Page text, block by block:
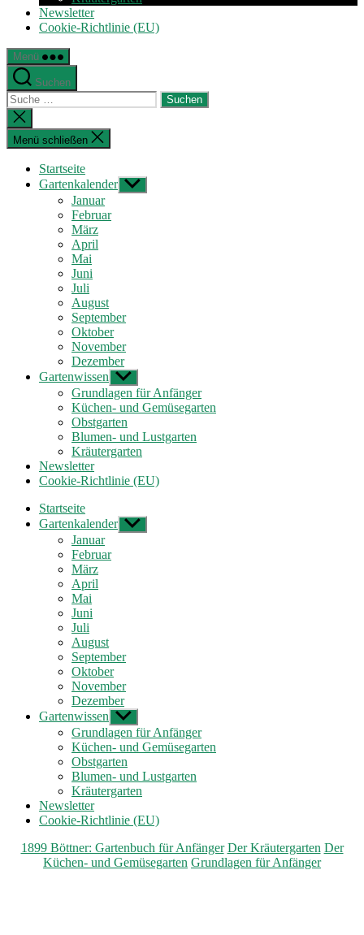
Newsletter
Cookie-Richtlinie (EU)
Menü
Suchen
Suche
nach:
Suche
schließen
Menü schließen
Startseite
Gartenkalender Untermenü
anzeigen
Januar
Februar
März
April
Mai
Juni
Juli
August
September
Oktober
November
Dezember
Gartenwissen Untermenü
anzeigen
Grundlagen für Anfänger
Küchen- und Gemüsegarten
Obstgarten
Blumen- und Lustgarten
Kräutergarten
Newsletter
Cookie-Richtlinie (EU)
Startseite
Gartenkalender Untermenü
anzeigen
Januar
Februar
März
April
Mai
Juni
Juli
August
September
Oktober
November
Dezember
Gartenwissen Untermenü
anzeigen
Grundlagen für Anfänger
Küchen- und Gemüsegarten
Obstgarten
Blumen- und Lustgarten
Kräutergarten
Newsletter
Cookie-Richtlinie (EU)
Kategorien
1899 Böttner: Gartenbuch für Anfänger Der Kräutergarten Der
Küchen- und Gemüsegarten Grundlagen für Anfänger